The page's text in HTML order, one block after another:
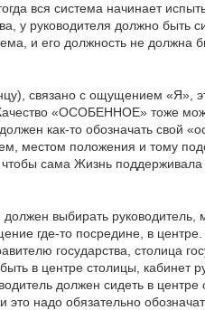
вся система начинает
у руководителя должно быть
и его должность не должна
связано с ощущением «Я»,
«ОСОБЕННОЕ» тоже
как-то обозначать свой
местом положения и тому
сама Жизнь поддерживала
выбирать руководитель,
где-то посредине, в
государства, столица
в центре столицы, кабинет
должен сидеть в центре
это надо обязательно